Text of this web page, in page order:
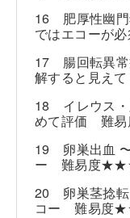
16 肥厚性幽門
ではエコーが
17 腸回転異常
解すると見え
18 イレウス・
めて評価 難
19 卵巣出血
ー 難易度
20 卵巣茎捻転
コー 難易度